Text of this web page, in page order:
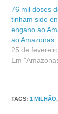
76 mil doses
tinham sido
engano ao
ao Amazonas
25 de
Em
TAGS:1 MILHÃO,